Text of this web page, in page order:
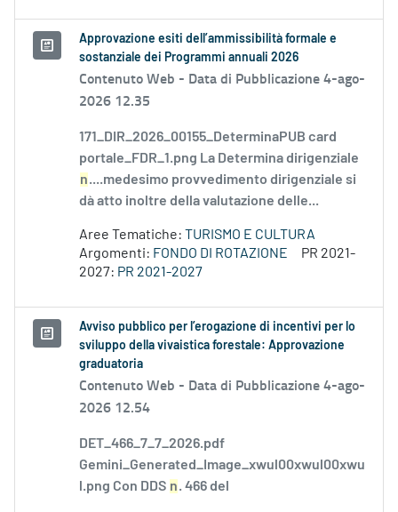
Approvazione esiti dell’ammissibilità formale e
sostanziale dei Programmi annuali 2026
Contenuto Web - Data di Pubblicazione 4-ago-
2026 12.35
171_DIR_2026_00155_DeterminaPUB card
portale_FDR_1.png La Determina dirigenziale
n....medesimo provvedimento dirigenziale si
dà atto inoltre della valutazione delle...
Aree Tematiche: TURISMO E CULTURA
Argomenti: FONDO DI ROTAZIONE
PR 2021-
2027: PR 2021-2027
Avviso pubblico per l’erogazione di incentivi per lo
sviluppo della vivaistica forestale: Approvazione
graduatoria
Contenuto Web - Data di Pubblicazione 4-ago-
2026 12.54
DET_466_7_7_2026.pdf
Gemini_Generated_Image_xwul00xwul00xwu
l.png Con DDS n. 466 del